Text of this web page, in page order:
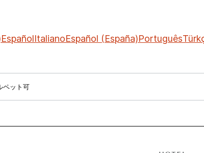
EspañolItalianoEspañol (España)Português
ペット可